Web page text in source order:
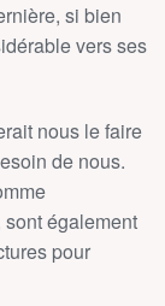
si bien
vers ses
nous le faire
de nous.
également
pour